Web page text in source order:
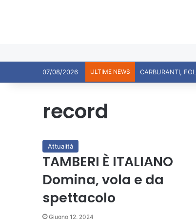
07/08/2026 ULTIME NEWS
record
Attualità
TAMBERI È ITALIANO
Domina, vola e da
spettacolo
Giugno 12, 2024